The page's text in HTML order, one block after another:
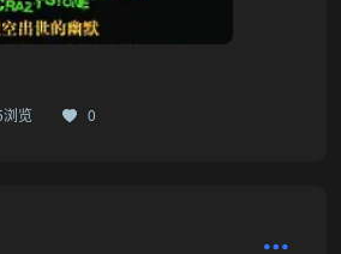
览 0